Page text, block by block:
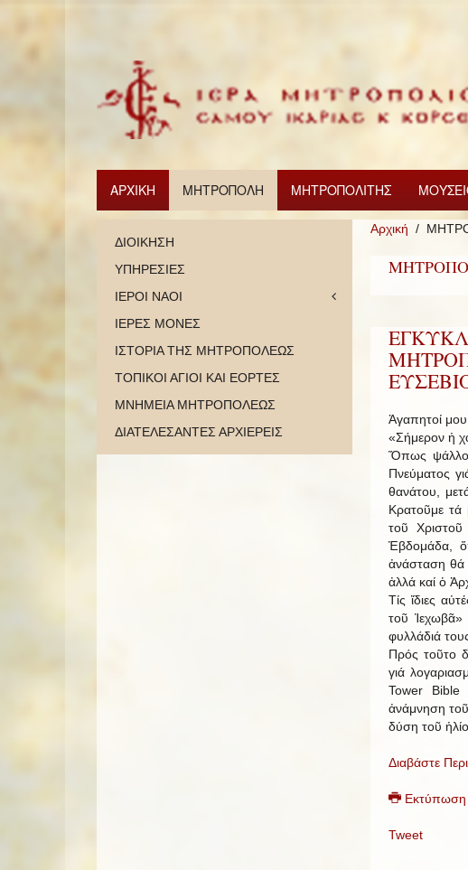
ΑΡΧΙΚΗ ΜΗΤΡΟΠΟΛΗ ΜΗΤΡΟΠΟΛΙΤΗΣ
Αρχική
Ἀγαπητοί μου
«Σήμερον ἡ
Ὅπως
Πνεύματος
θανάτου,
Κρατοῦμε τά
τοῦ
Ἑβδομάδα,
ἀνάσταση θά
ἀλλά καί ὁ
Τίς ἴδιες
τοῦ
φυλλάδιά
Πρός τοῦτο
γιά
Tower
ἀνάμνηση
δύση τοῦ
Διαβάστε
Εκτύπωση
Tweet
ΔΙΟΙΚΗΣΗ
ΥΠΗΡΕΣΙΕΣ
ΙΕΡΟΙ ΝΑΟΙ
ΙΕΡΕΣ ΜΟΝΕΣ
ΙΣΤΟΡΙΑ ΤΗΣ ΜΗΤΡΟΠΟΛΕΩΣ
ΤΟΠΙΚΟΙ ΑΓΙΟΙ ΚΑΙ ΕΟΡΤΕΣ
ΜΝΗΜΕΙΑ ΜΗΤΡΟΠΟΛΕΩΣ
ΔΙΑΤΕΛΕΣΑΝΤΕΣ ΑΡΧΙΕΡΕΙΣ